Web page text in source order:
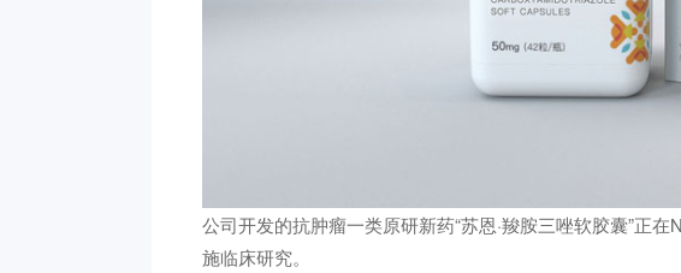
公司开发的抗肿瘤一类原研新药“苏恩·羧胺三唑软胶囊”正
施临床研究。